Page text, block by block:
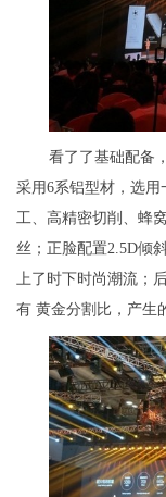
看了了基础配备
采用6系铝型材，选
工、高精密切削、蜂
丝；正脸配置2.5D倾
上了时下时尚潮流；
有 黄金分割比，产生